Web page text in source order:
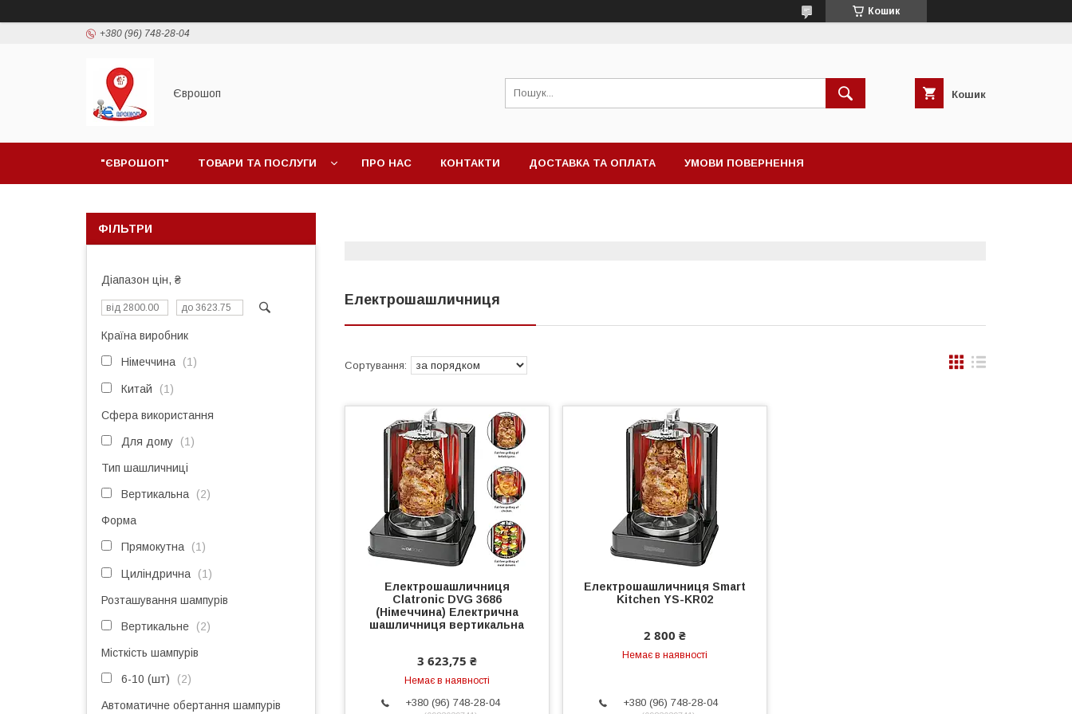
Кошик
+380 (96) 748-28-04
Єврошоп Кошик
"ЄВРОШОП" ТОВАРИ ТА ПОСЛУГИ ПРО НАС КОНТАКТИ ДОСТАВКА ТА ОПЛАТА УМОВИ ПОВЕРНЕННЯ
Електрошашличниця
Електрошашличниця
Clatronic DVG 3686
(Німеччина) Електрична
шашличниця вертикальна
3 623,75 ₴
Немає в наявності
+380 (96) 748-28-04
Електрошашличниця Smart
Kitchen YS-KR02
2 800 ₴
Немає в наявності
+380 (96) 748-28-04
ФІЛЬТРИ
Діапазон цін, ₴
Країна виробник
Німеччина 1
Китай 1
Сфера використання
Для дому 1
Тип шашличниці
Вертикальна 2
Форма
Прямокутна 1
Циліндрична 1
Розташування шампурів
Вертикальне 2
Місткість шампурів
6-10 (шт) 2
Автоматичне обертання шампурів